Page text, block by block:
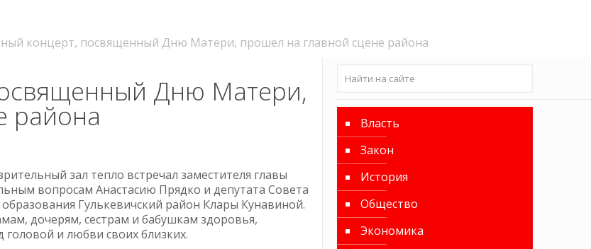
концерт, посвященный Дню Матери, прошел на главной сцене района
Дню Матери,
района
зал тепло встречал заместителя главы
вопросам Анастасию Прядко и депутата Совета
Гулькевичский район Клары Кунавиной.
дочерям, сестрам и бабушкам здоровья,
головой и любви своих близких.
Власть
Закон
История
Общество
Экономика